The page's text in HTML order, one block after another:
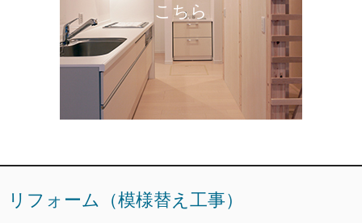
こちら
リフォーム（模様替え工事）